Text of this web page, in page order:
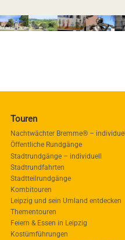
Touren
Nachtwächter Bremme® – individuell
Öffentliche Rundgänge
Stadtrundgänge – individuell
Stadtrundfahrten
Stadtteilrundgänge
Kombitouren
Leipzig und sein Umland entdecken
Thementouren
Feiern & Essen in Leipzig
Kostümführungen